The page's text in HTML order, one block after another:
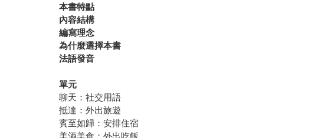
本書特點
內容結構
編寫理念
為什麼選擇本書
法語發音
單元
聊天：社交用語
抵達：外出旅遊
賓至如歸：安排住宿